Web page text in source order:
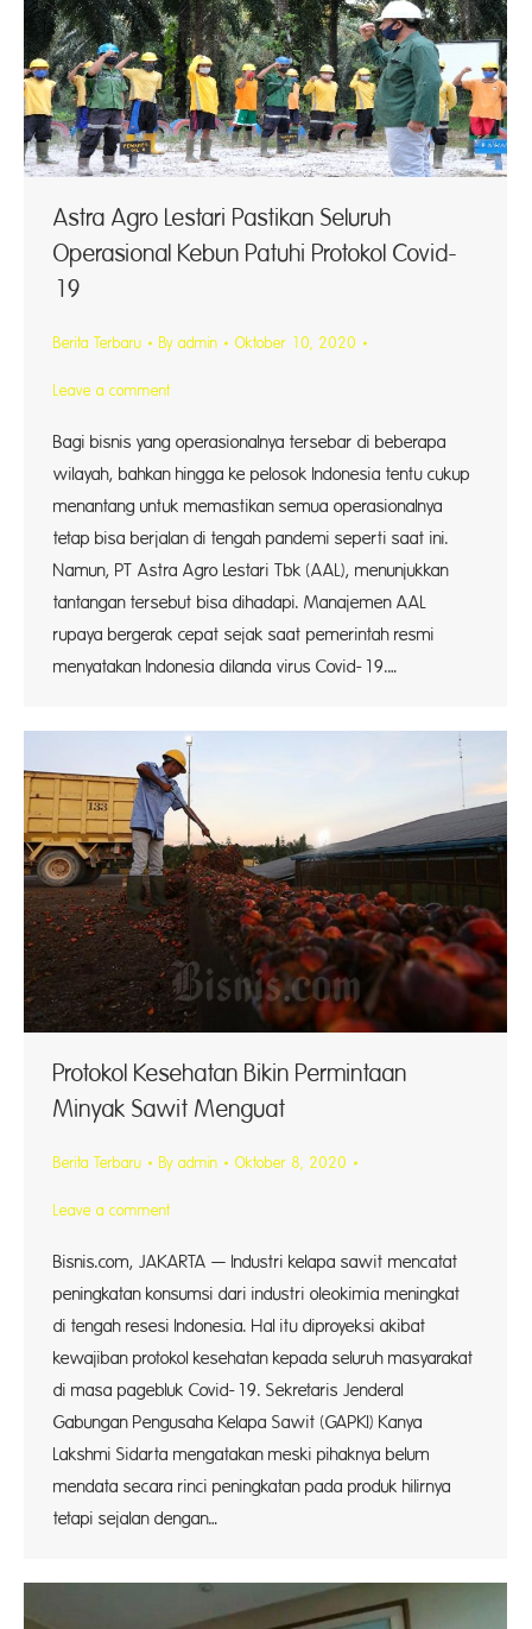
Astra Agro Lestari Pastikan Seluruh
Operasional Kebun Patuhi Protokol Covid-
19
Berita Terbaru By admin Oktober 10, 2020
Leave a comment
Bagi bisnis yang operasionalnya tersebar di beberapa
wilayah, bahkan hingga ke pelosok Indonesia tentu cukup
menantang untuk memastikan semua operasionalnya
tetap bisa berjalan di tengah pandemi seperti saat ini.
Namun, PT Astra Agro Lestari Tbk (AAL), menunjukkan
tantangan tersebut bisa dihadapi. Manajemen AAL
rupaya bergerak cepat sejak saat pemerintah resmi
menyatakan Indonesia dilanda virus Covid-19.…
Protokol Kesehatan Bikin Permintaan
Minyak Sawit Menguat
Berita Terbaru By admin Oktober 8, 2020
Leave a comment
Bisnis.com, JAKARTA — Industri kelapa sawit mencatat
peningkatan konsumsi dari industri oleokimia meningkat
di tengah resesi Indonesia. Hal itu diproyeksi akibat
kewajiban protokol kesehatan kepada seluruh masyarakat
di masa pagebluk Covid-19. Sekretaris Jenderal
Gabungan Pengusaha Kelapa Sawit (GAPKI) Kanya
Lakshmi Sidarta mengatakan meski pihaknya belum
mendata secara rinci peningkatan pada produk hilirnya
tetapi sejalan dengan…